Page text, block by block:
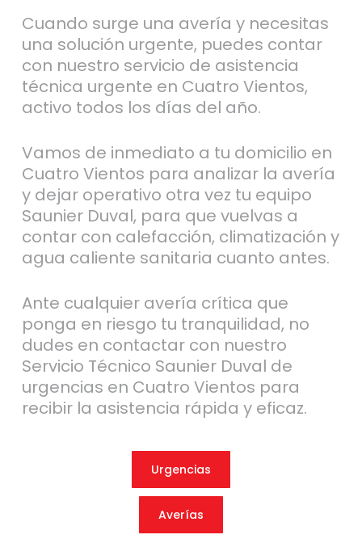
Cuando surge una avería y necesitas
una solución urgente, puedes contar
con nuestro servicio de asistencia
técnica urgente en Cuatro Vientos,
activo todos los días del año.
Vamos de inmediato a tu domicilio en
Cuatro Vientos para analizar la avería
y dejar operativo otra vez tu equipo
Saunier Duval, para que vuelvas a
contar con calefacción, climatización y
agua caliente sanitaria cuanto antes.
Ante cualquier avería crítica que
ponga en riesgo tu tranquilidad, no
dudes en contactar con nuestro
Servicio Técnico Saunier Duval de
urgencias en Cuatro Vientos para
recibir la asistencia rápida y eficaz.
Urgencias
Averías